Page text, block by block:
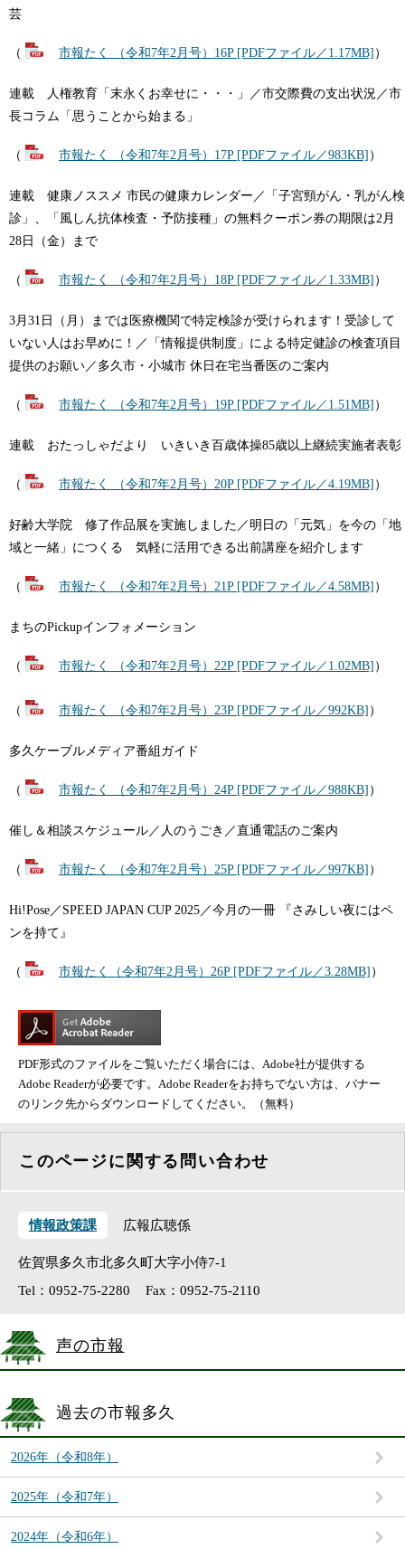
声の市報
過去の市報多久
2026年（令和8年）
2025年（令和7年）
2024年（令和6年）
芸
（ 市報たく （令和7年2月号）16P [PDFファイル／1.17MB] ）
連載 人権教育「末永くお幸せに・・・」／市交際費の支出状況／市
長コラム「思うことから始まる」
（ 市報たく （令和7年2月号）17P [PDFファイル／983KB] ）
連載 健康ノススメ 市民の健康カレンダー／「子宮頸がん・乳がん検
診」、「風しん抗体検査・予防接種」の無料クーポン券の期限は2月
28日（金）まで
（ 市報たく （令和7年2月号）18P [PDFファイル／1.33MB] ）
3月31日（月）までは医療機関で特定検診が受けられます！受診して
いない人はお早めに！／「情報提供制度」による特定健診の検査項目
提供のお願い／多久市・小城市 休日在宅当番医のご案内
（ 市報たく （令和7年2月号）19P [PDFファイル／1.51MB] ）
連載 おたっしゃだより いきいき百歳体操85歳以上継続実施者表彰
（ 市報たく （令和7年2月号）20P [PDFファイル／4.19MB] ）
好齢大学院 修了作品展を実施しました／明日の「元気」を今の「地
域と一緒」につくる 気軽に活用できる出前講座を紹介します
（ 市報たく （令和7年2月号）21P [PDFファイル／4.58MB] ）
​​​まちのPickupインフォメーション
（ 市報たく （令和7年2月号）22P [PDFファイル／1.02MB] ）
（ 市報たく （令和7年2月号）23P [PDFファイル／992KB] ）
多久ケーブルメディア番組ガイド
（ 市報たく （令和7年2月号）24P [PDFファイル／988KB] ）
催し＆相談スケジュール／人のうごき／直通電話のご案内
（ 市報たく （令和7年2月号）25P [PDFファイル／997KB] ）
Hi!Pose／SPEED JAPAN CUP 2025／今月の一冊 『さみしい夜にはペ
ンを持て』
（ 市報たく（令和7年2月号）26P [PDFファイル／3.28MB] ）
PDF形式のファイルをご覧いただく場合には、Adobe社が提供する
Adobe Readerが必要です。Adobe Readerをお持ちでない方は、バナー
のリンク先からダウンロードしてください。（無料）
このページに関する問い合わせ
情報政策課 広報広聴係
佐賀県多久市北多久町大字小侍7-1
Tel：0952-75-2280
Fax：0952-75-2110